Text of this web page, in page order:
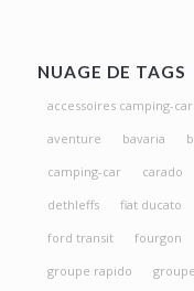
NUAGE DE TAGS
accessoires camping-car
aventure
bavaria
camping-car
carado
dethleffs
fiat ducato
ford transit
fourgon
groupe rapido